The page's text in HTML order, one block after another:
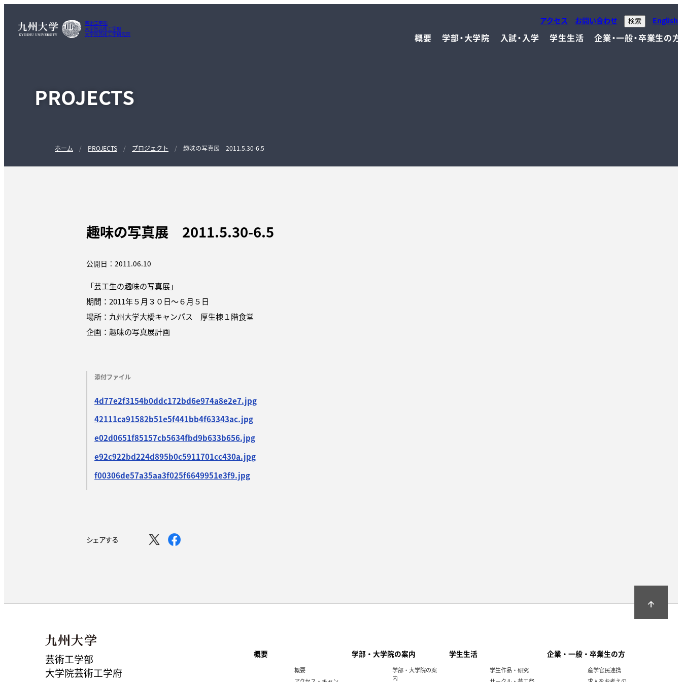
芸術工学部
大学院芸術工学府
大学院芸術工学研究院
アクセス お問い合わせ 検索 English
概要 学部・大学院 入試・入学 学生生活 企業・一般・卒業生の方
PROJECTS
ホーム PROJECTS プロジェクト 趣味の写真展 2011.5.30-6.5
趣味の写真展 2011.5.30-6.5
公開日：2011.06.10
「芸工生の趣味の写真展」
期間：2011年５月３０日〜６月５日
場所：九州大学大橋キャンパス 厚生棟１階食堂
企画：趣味の写真展計画
添付ファイル
4d77e2f3154b0ddc172bd6e974a8e2e7.jpg
42111ca91582b51e5f441bb4f63343ac.jpg
e02d0651f85157cb5634fbd9b633b656.jpg
e92c922bd224d895b0c5911701cc430a.jpg
f00306de57a35aa3f025f6649951e3f9.jpg
シェアする
arrow_upward
芸術工学部
大学院芸術工学府
概要
概要
学部・大学院の案内
学部・大学院の案
内
学生生活
学生作品・研究
企業・一般・卒業生の方
産学官民連携